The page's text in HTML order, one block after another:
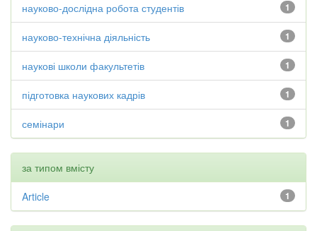
1
науково-дослідна робота студентів
1
науково-технічна діяльність
1
наукові школи факультетів
1
підготовка наукових кадрів
1
семінари
за типом вмісту
1
Article